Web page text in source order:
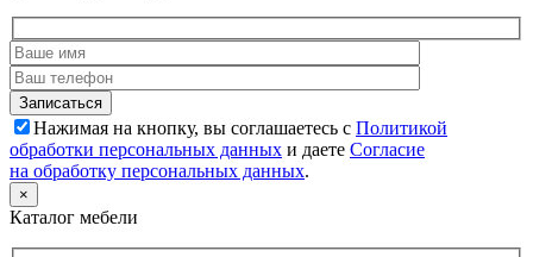
Нажимая на кнопку, вы соглашаетесь с Политикой
обработки персональных данных и даете Согласие
на обработку персональных данных.
×
Каталог мебели